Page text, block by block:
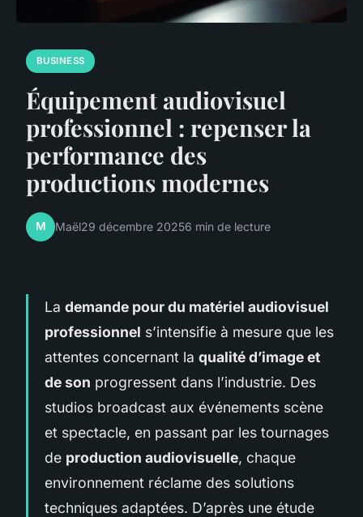
BUSINESS
Équipement audiovisuel
professionnel : repenser la
performance des
productions modernes
M Maël29 décembre 20256 min de lecture
La demande pour du matériel audiovisuel
professionnel s’intensifie à mesure que les
attentes concernant la qualité d’image et
de son progressent dans l’industrie. Des
studios broadcast aux événements scène
et spectacle, en passant par les tournages
de production audiovisuelle, chaque
environnement réclame des solutions
techniques adaptées. D’après une étude